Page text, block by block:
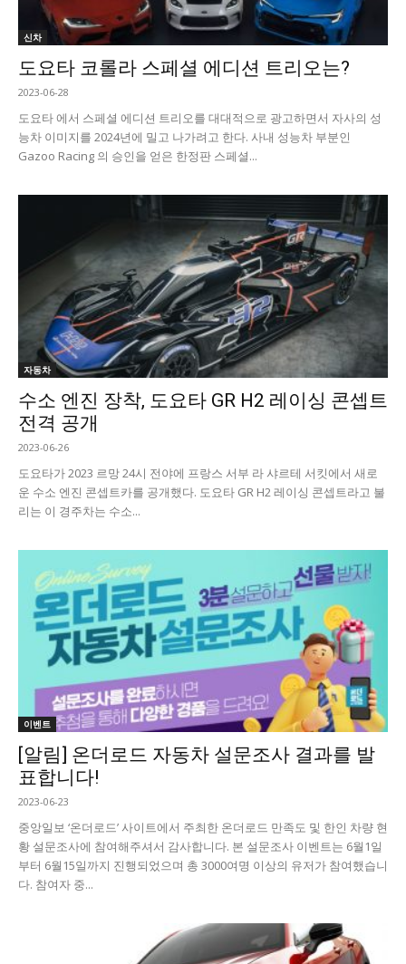
신차
도요타 코롤라 스페셜 에디션 트리오는?
2023-06-28
도요타 에서 스페셜 에디션 트리오를 대대적으로 광고하면서 자사의 성
능차 이미지를 2024년에 밀고 나가려고 한다. 사내 성능차 부분인
Gazoo Racing 의 승인을 얻은 한정판 스페셜...
자동차
수소 엔진 장착, 도요타 GR H2 레이싱 콘셉트
전격 공개
2023-06-26
도요타가 2023 르망 24시 전야에 프랑스 서부 라 샤르테 서킷에서 새로
운 수소 엔진 콘셉트카를 공개했다. 도요타 GR H2 레이싱 콘셉트라고 불
리는 이 경주차는 수소...
이벤트
[알림] 온더로드 자동차 설문조사 결과를 발
표합니다!
2023-06-23
중앙일보 ‘온더로드’ 사이트에서 주최한 온더로드 만족도 및 한인 차량 현
황 설문조사에 참여해주셔서 감사합니다. 본 설문조사 이벤트는 6월1일
부터 6월15일까지 진행되었으며 총 3000여명 이상의 유저가 참여했습니
다. 참여자 중...